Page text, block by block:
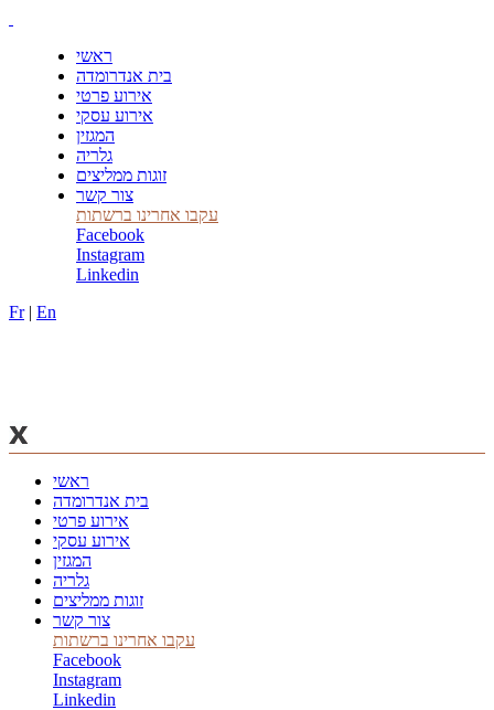
ראשי
בית אנדרומדה
אירוע פרטי
אירוע עסקי
המגזין
גלריה
זוגות ממליצים
צור קשר
עקבו אחרינו ברשתות
Facebook
Instagram
Linkedin
Fr| En
ראשי
בית אנדרומדה
אירוע פרטי
אירוע עסקי
המגזין
גלריה
זוגות ממליצים
צור קשר
עקבו אחרינו ברשתות
Facebook
Instagram
Linkedin